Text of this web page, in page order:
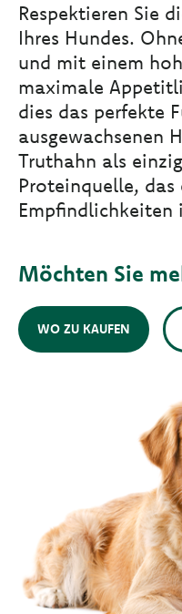
Respektieren Sie
Ihres Hundes.
und mit einem
maximale
dies das perfekte
ausgewachsenen
Truthahn als
Proteinquelle,
Empfindlichkeiten
Möchten Sie
WO ZU KAUFEN